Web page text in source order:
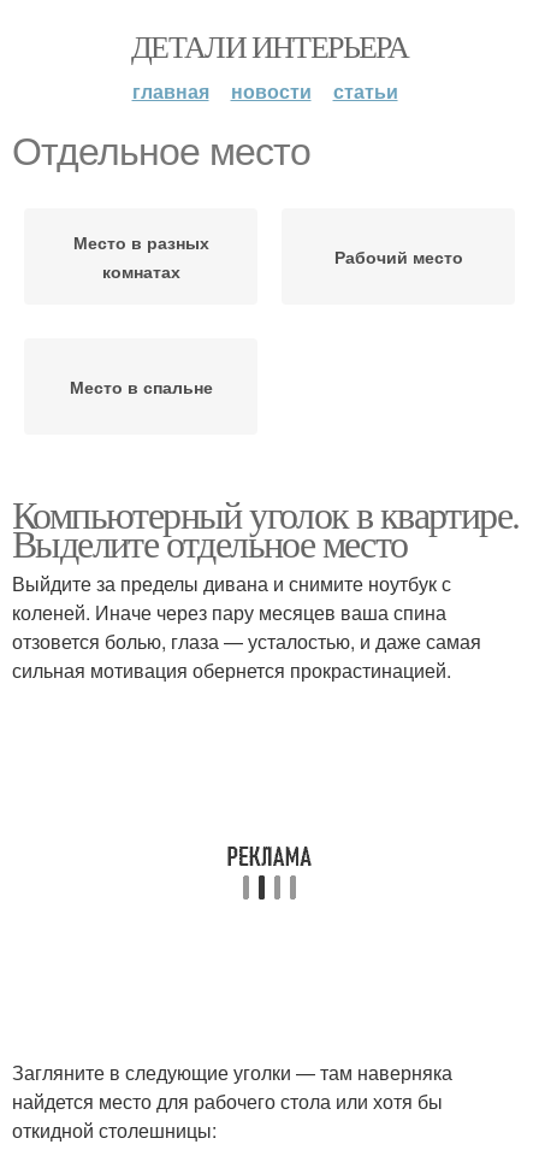
ДЕТАЛИ ИНТЕРЬЕРА
главная новости статьи
Отдельное место
Место в разных
комнатах
Рабочий место
Место в спальне
Компьютерный уголок в квартире.
Выделите отдельное место
Выйдите за пределы дивана и снимите ноутбук с
коленей. Иначе через пару месяцев ваша спина
отзовется болью, глаза — усталостью, и даже самая
сильная мотивация обернется прокрастинацией.
Загляните в следующие уголки — там наверняка
найдется место для рабочего стола или хотя бы
откидной столешницы: